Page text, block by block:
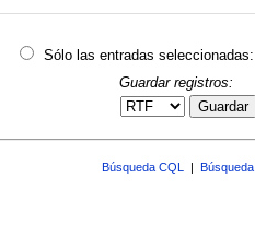
Sólo las entradas seleccionadas:
Guardar registros:
Guardar
Búsqueda CQL